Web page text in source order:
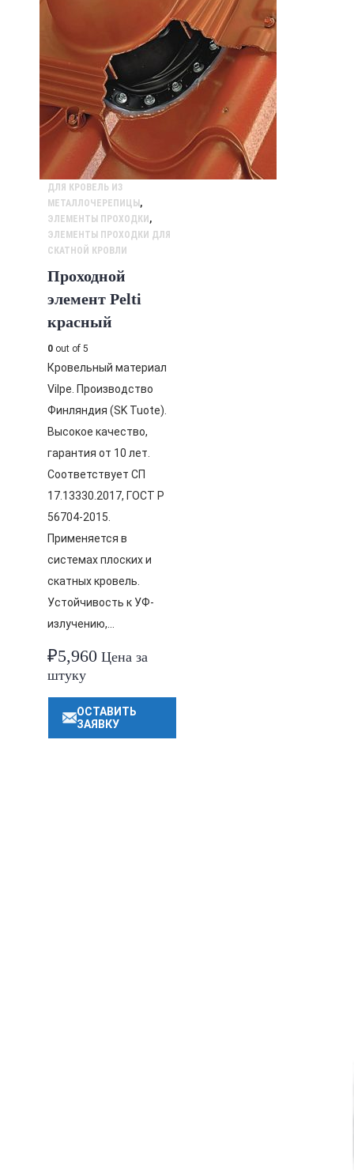
ДЛЯ КРОВЕЛЬ ИЗ
МЕТАЛЛОЧЕРЕПИЦЫ ,
ЭЛЕМЕНТЫ ПРОХОДКИ ,
ЭЛЕМЕНТЫ ПРОХОДКИ ДЛЯ
СКАТНОЙ КРОВЛИ
Проходной
элемент Pelti
красный
0 out of 5
Кровельный материал
Vilpe. Производство
Финляндия (SK Tuote).
Высокое качество,
гарантия от 10 лет.
Соответствует СП
17.13330.2017, ГОСТ Р
56704-2015.
Применяется в
системах плоских и
скатных кровель.
Устойчивость к УФ-
излучению,…
₽5,960 Цена за
штуку
ОСТАВИТЬ
ЗАЯВКУ